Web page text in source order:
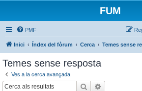
FUM
PMF
Inici Índex del fòrum Cerca Temes sense
Temes sense resposta
Ves a la cerca avançada
Cerca